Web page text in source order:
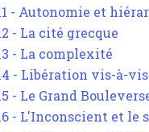
- Autonomie et
- La cité grecque
- La complexité
- Libération vis-à-
- Le Grand
- L'Inconscient et le